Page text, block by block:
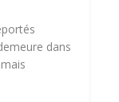
dans